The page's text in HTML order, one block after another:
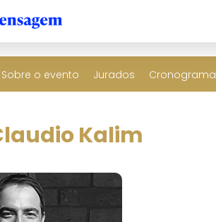
Sobre o evento Jurados
Kalim